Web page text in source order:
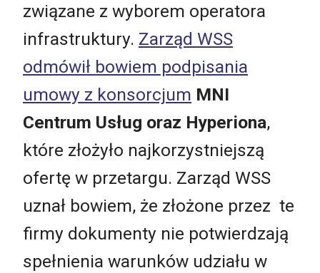
związane z wyborem operatora
infrastruktury. Zarząd WSS
odmówił bowiem podpisania
umowy z konsorcjum MNI
Centrum Usług oraz Hyperiona,
które złożyło najkorzystniejszą
ofertę w przetargu. Zarząd WSS
uznał bowiem, że złożone przez te
firmy dokumenty nie potwierdzają
spełnienia warunków udziału w